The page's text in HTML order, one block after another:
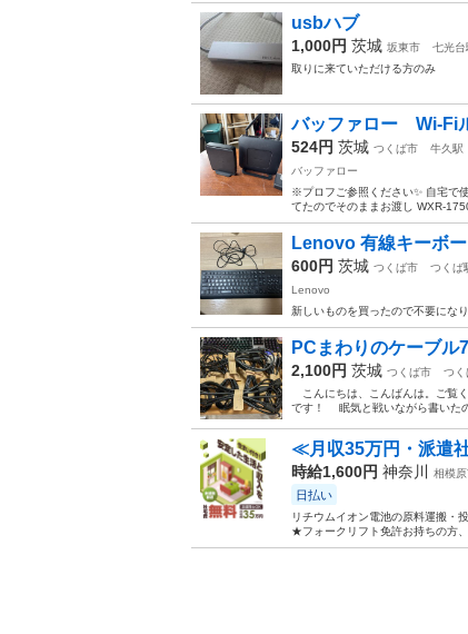
usbハブ
1,000円 茨城 坂東市 七光台
取りに来ていただける方のみ
バッファロー Wi-Fi
524円 茨城 つくば市 牛久駅
バッファロー
※プロフご参照ください✨ 自宅で
てたのでそのままお渡し WXR-
Lenovo 有線キーボ
600円 茨城 つくば市 つくば
Lenovo
新しいものを買ったので不要にな
PCまわりのケーブル
2,100円 茨城 つくば市 つく
こんにちは、こんばんは。ご覧
です！ 眠気と戦いながら書いた
≪月収35万円・派遣
時給1,600円 神奈川 相模
日払い
リチウムイオン電池の原料運搬・
★フォークリフト免許お持ちの方